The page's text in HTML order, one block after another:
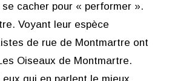
cacher pour « performer ».
Voyant leur espèce
de rue de Montmartre ont
Oiseaux de Montmartre.